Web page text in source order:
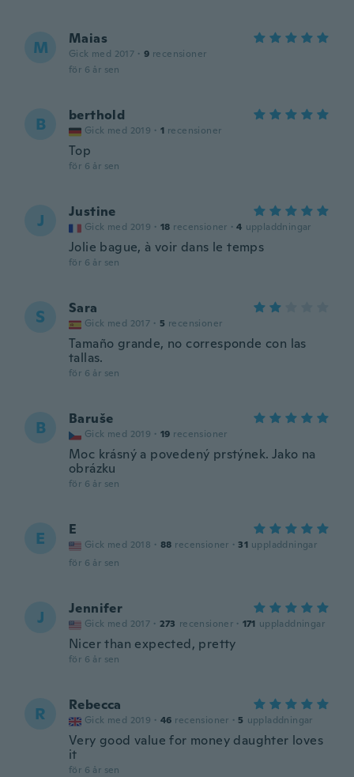
M Maias
Gick med 2017 · 9 recensioner
för 6 år sen
B berthold
Gick med 2019 · 1 recensioner
Top
för 6 år sen
J Justine
Gick med 2019 · 18 recensioner · 4 uppladdningar
Jolie bague, à voir dans le temps
för 6 år sen
S Sara
Gick med 2017 · 5 recensioner
Tamaño grande, no corresponde con las
tallas.
för 6 år sen
B Baruše
Gick med 2019 · 19 recensioner
Moc krásný a povedený prstýnek. Jako na
obrázku
för 6 år sen
E E
Gick med 2018 · 88 recensioner · 31 uppladdningar
för 6 år sen
J Jennifer
Gick med 2017 · 273 recensioner · 171 uppladdningar
Nicer than expected, pretty
för 6 år sen
R Rebecca
Gick med 2019 · 46 recensioner · 5 uppladdningar
Very good value for money daughter loves
it
för 6 år sen